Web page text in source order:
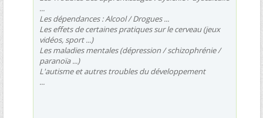
...
Les dépendances : Alcool / Drogues ...
Les effets de certaines pratiques sur le cerveau (jeux
vidéos, sport ...)
Les maladies mentales (dépression / schizophrénie /
paranoïa ...)
L'autisme et autres troubles du développement
...